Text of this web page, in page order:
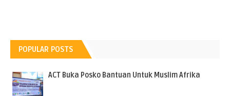
POPULAR POSTS
ACT Buka Posko Bantuan Untuk Muslim Afrika